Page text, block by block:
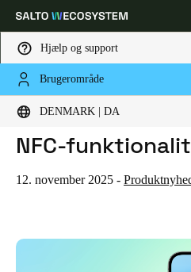
Hjælp og support
Brugerområde
DENMARK | DA
Vælg dine indstillinger for
Global Europe
HOME
NYHEDER
Salto JustIN
NFC-
12. november 2025 -